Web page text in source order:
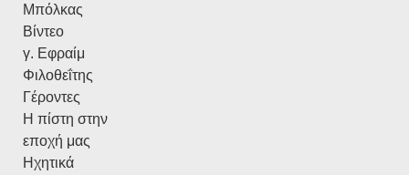
Μπόλκας
Βίντεο
γ. Εφραίμ
Φιλοθεΐτης
Γέροντες
Η πίστη στην
εποχή μας
Ηχητικά